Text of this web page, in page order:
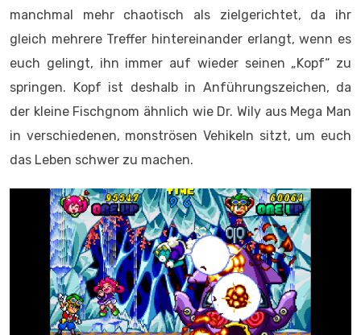
manchmal mehr chaotisch als zielgerichtet, da ihr
gleich mehrere Treffer hintereinander erlangt, wenn es
euch gelingt, ihn immer auf wieder seinen „Kopf“ zu
springen. Kopf ist deshalb in Anführungszeichen, da
der kleine Fischgnom ähnlich wie Dr. Wily aus Mega Man
in verschiedenen, monströsen Vehikeln sitzt, um euch
das Leben schwer zu machen.